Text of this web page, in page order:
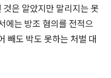
은 알았지만 말리지는 못
에는 방조 혐의를 전적으
빼도 박도 못하는 처벌 대